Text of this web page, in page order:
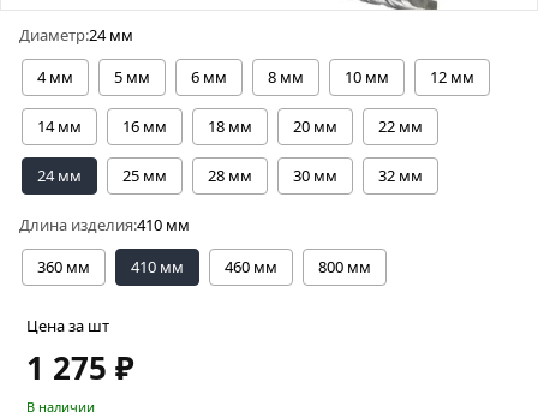
Диаметр:24 мм
4 мм
5 мм 6 мм 8 мм 10 мм 12 мм
14 мм 16 мм 18 мм 20 мм 22 мм
24 мм 25 мм 28 мм 30 мм 32 мм
Длина изделия:410 мм
360 мм
410 мм 460 мм 800 мм
Цена за шт
1 275 ₽
В наличии